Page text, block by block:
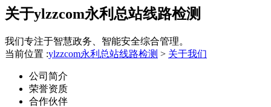
关于ylzzcom永利总站线路检测
我们专注于智慧政务、智能安全综合管理。
当前位置 :ylzzcom永利总站线路检测 > 关于我们
公司简介
荣誉资质
合作伙伴